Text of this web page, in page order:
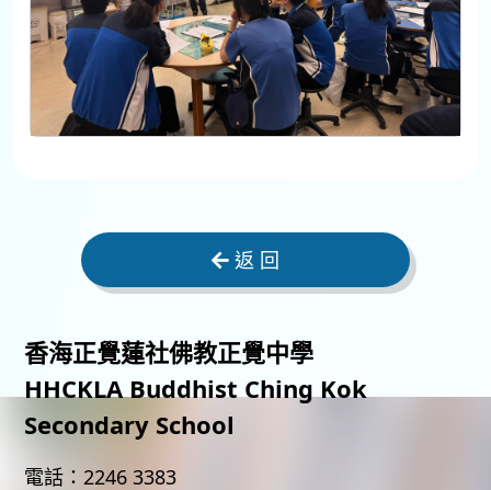
返 回
香海正覺蓮社佛教正覺中學
HHCKLA Buddhist Ching Kok
Secondary School
電話： 2246 3383